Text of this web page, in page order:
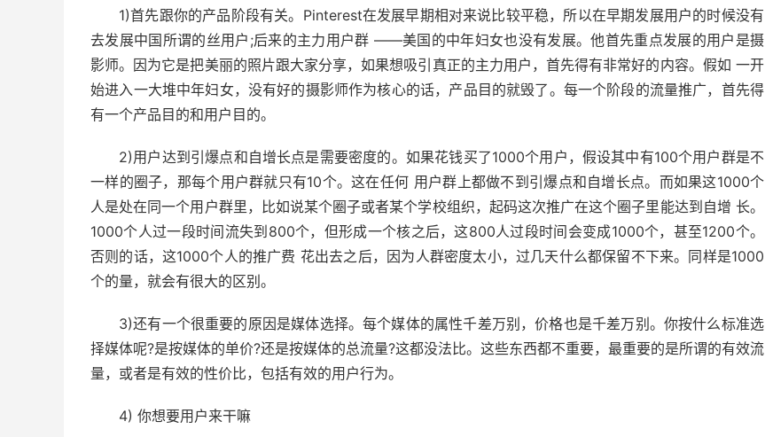
1)首先跟你的产品阶段有关。Pinterest在发展早期相对来说比较平稳，所以在早期发展用户的时候没有
去发展中国所谓的丝用户;后来的主力用户群 ——美国的中年妇女也没有发展。他首先重点发展的用户是摄
影师。因为它是把美丽的照片跟大家分享，如果想吸引真正的主力用户，首先得有非常好的内容。假如 一开
始进入一大堆中年妇女，没有好的摄影师作为核心的话，产品目的就毁了。每一个阶段的流量推广，首先得
有一个产品目的和用户目的。
2)用户达到引爆点和自增长点是需要密度的。如果花钱买了1000个用户，假设其中有100个用户群是不
一样的圈子，那每个用户群就只有10个。这在任何 用户群上都做不到引爆点和自增长点。而如果这1000个
人是处在同一个用户群里，比如说某个圈子或者某个学校组织，起码这次推广在这个圈子里能达到自增 长。
1000个人过一段时间流失到800个，但形成一个核之后，这800人过段时间会变成1000个，甚至1200个。
否则的话，这1000个人的推广费 花出去之后，因为人群密度太小，过几天什么都保留不下来。同样是1000
个的量，就会有很大的区别。
3)还有一个很重要的原因是媒体选择。每个媒体的属性千差万别，价格也是千差万别。你按什么标准选
择媒体呢?是按媒体的单价?还是按媒体的总流量?这都没法比。这些东西都不重要，最重要的是所谓的有效流
量，或者是有效的性价比，包括有效的用户行为。
4) 你想要用户来干嘛